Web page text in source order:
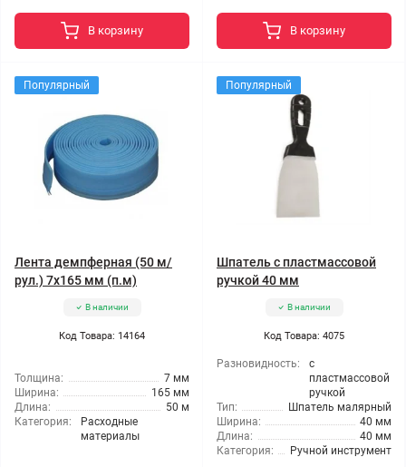
В корзину В корзину
Популярный
Лента демпферная (50 м/
рул.) 7x165 мм (п.м)
В наличии
Код Товара: 14164
Толщина:
7 мм
Ширина:
165 мм
Длина:
50 м
Категория:
Расходные
материалы
Популярный
Шпатель с пластмассовой
ручкой 40 мм
В наличии
Код Товара: 4075
Разновидность:
с
пластмассовой
ручкой
Тип:
Шпатель малярный
Ширина:
40 мм
Длина:
40 мм
Категория:
Ручной инструмент